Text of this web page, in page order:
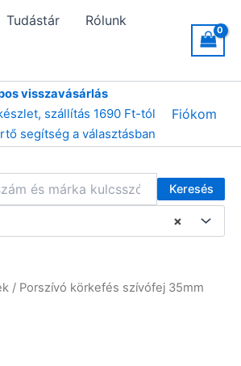
Tudástár Rólunk
visszavásárlás
szállítás 1690 Ft-tól
segítség a választásban
Fiókom
Keresés
×
/ Porszívó körkefés szívófej 35mm